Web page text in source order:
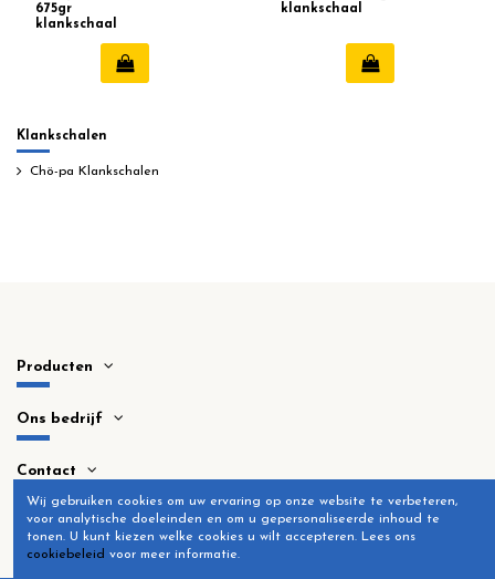
675gr
klankschaal
klankschaal
Klankschalen
Chö-pa Klankschalen
Producten
Ons bedrijf
Contact
Wij gebruiken cookies om uw ervaring op onze website te verbeteren,
voor analytische doeleinden en om u gepersonaliseerde inhoud te
tonen. U kunt kiezen welke cookies u wilt accepteren. Lees ons
cookiebeleid voor meer informatie.